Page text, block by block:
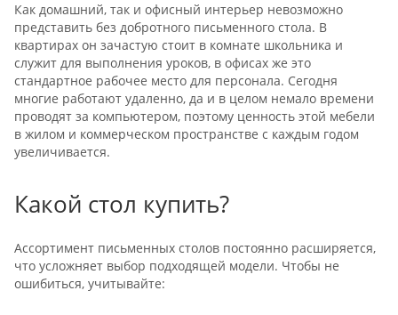
Как домашний, так и офисный интерьер невозможно
представить без добротного письменного стола. В
квартирах он зачастую стоит в комнате школьника и
служит для выполнения уроков, в офисах же это
стандартное рабочее место для персонала. Сегодня
многие работают удаленно, да и в целом немало времени
проводят за компьютером, поэтому ценность этой мебели
в жилом и коммерческом пространстве с каждым годом
увеличивается.
Какой стол купить?
Ассортимент письменных столов постоянно расширяется,
что усложняет выбор подходящей модели. Чтобы не
ошибиться, учитывайте: